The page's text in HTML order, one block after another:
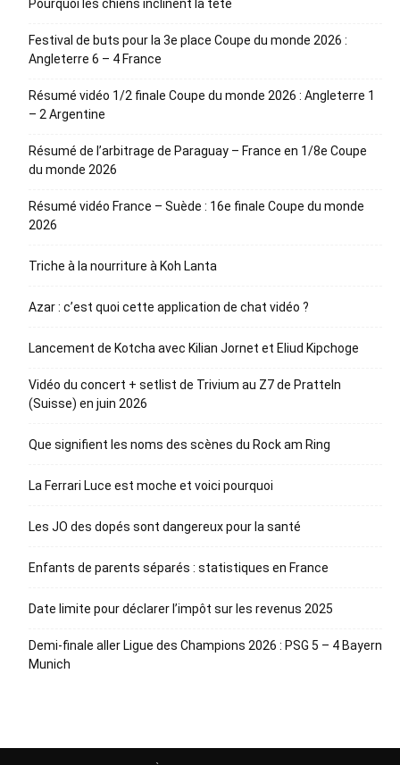
Pourquoi les chiens inclinent la tête
Festival de buts pour la 3e place Coupe du monde 2026 :
Angleterre 6 – 4 France
Résumé vidéo 1/2 finale Coupe du monde 2026 : Angleterre 1
– 2 Argentine
Résumé de l’arbitrage de Paraguay – France en 1/8e Coupe
du monde 2026
Résumé vidéo France – Suède : 16e finale Coupe du monde
2026
Triche à la nourriture à Koh Lanta
Azar : c’est quoi cette application de chat vidéo ?
Lancement de Kotcha avec Kilian Jornet et Eliud Kipchoge
Vidéo du concert + setlist de Trivium au Z7 de Pratteln
(Suisse) en juin 2026
Que signifient les noms des scènes du Rock am Ring
La Ferrari Luce est moche et voici pourquoi
Les JO des dopés sont dangereux pour la santé
Enfants de parents séparés : statistiques en France
Date limite pour déclarer l’impôt sur les revenus 2025
Demi-finale aller Ligue des Champions 2026 : PSG 5 – 4 Bayern
Munich